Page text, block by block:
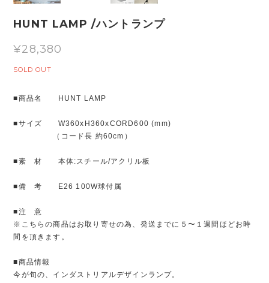
HUNT LAMP /ハントランプ
¥28,380
SOLD OUT
■商品名 HUNT LAMP
■サイズ W360xH360xCORD600 (mm)
（コード長 約60cm）
■素 材 本体:スチール/アクリル板
■備 考 E26 100W球付属
■注 意
※こちらの商品はお取り寄せの為、発送までに５〜１週間ほどお時
間を頂きます。
■商品情報
今が旬の、インダストリアルデザインランプ。